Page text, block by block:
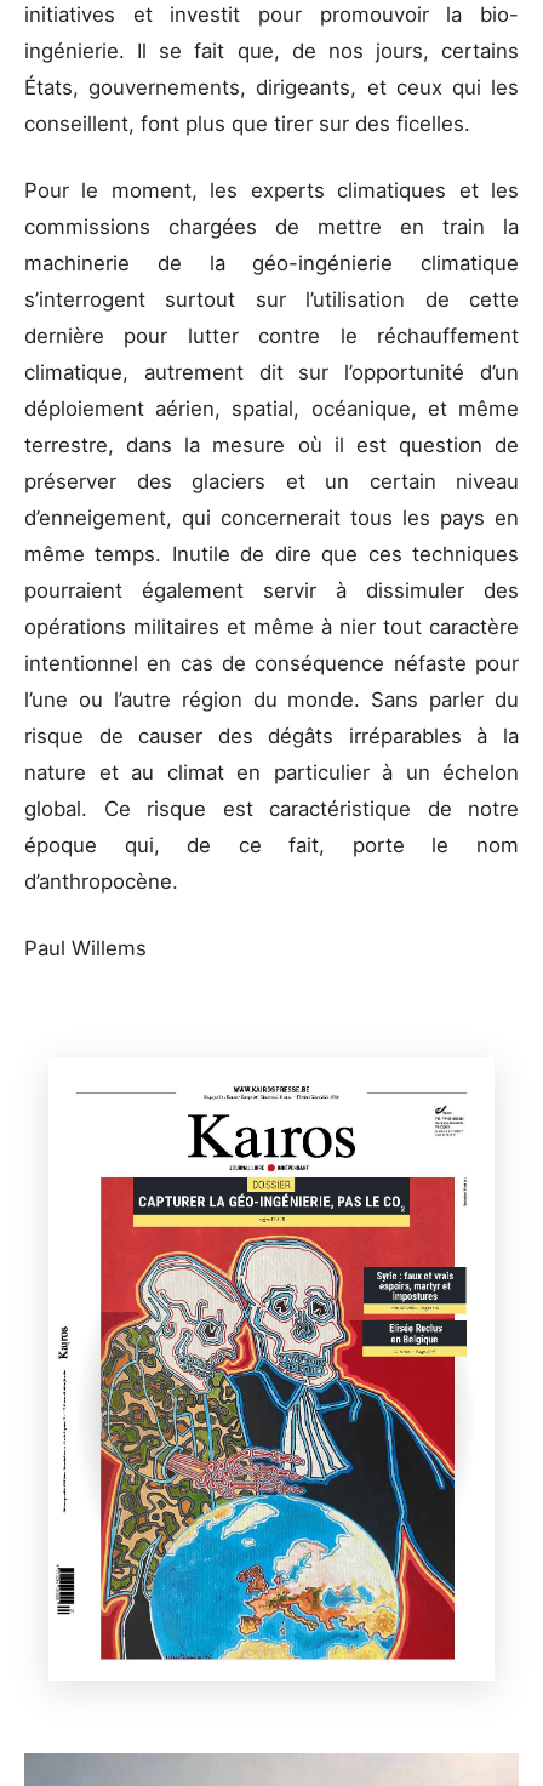
initiatives et investit pour promouvoir la bio-
ingénierie. Il se fait que, de nos jours, certains
États, gouvernements, dirigeants, et ceux qui les
conseillent, font plus que tirer sur des ficelles.
Pour le moment, les experts climatiques et les
commissions chargées de mettre en train la
machinerie de la géo-ingénierie climatique
s’interrogent surtout sur l’utilisation de cette
dernière pour lutter contre le réchauffement
climatique, autrement dit sur l’opportunité d’un
déploiement aérien, spatial, océanique, et même
terrestre, dans la mesure où il est question de
préserver des glaciers et un certain niveau
d’enneigement, qui concernerait tous les pays en
même temps. Inutile de dire que ces techniques
pourraient également servir à dissimuler des
opérations militaires et même à nier tout caractère
intentionnel en cas de conséquence néfaste pour
l’une ou l’autre région du monde. Sans parler du
risque de causer des dégâts irréparables à la
nature et au climat en particulier à un échelon
global. Ce risque est caractéristique de notre
époque qui, de ce fait, porte le nom
d’anthropocène.
Paul Willems